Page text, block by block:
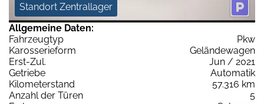
Standort Zentrallager
Allgemeine Daten:
Fahrzeugtyp
Pkw
Karosserieform
Geländewagen
Erst-Zul.
Jun / 2021
Getriebe
Automatik
Kilometerstand
57.316 km
Anzahl der Türen
5